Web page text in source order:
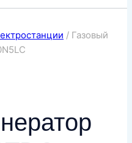
/ Газовый